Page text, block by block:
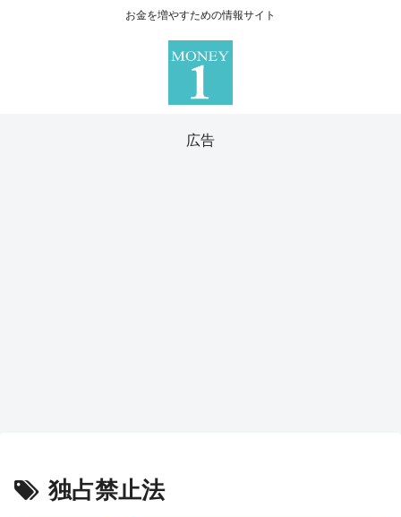
お金を増やすための情報サイト
広告
独占禁止法